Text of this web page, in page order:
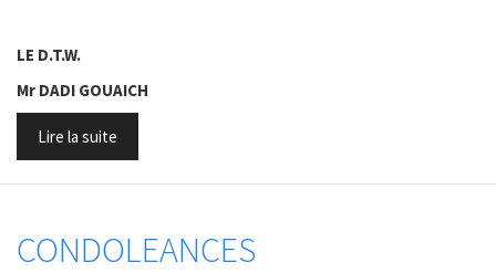
LE D.T.W.
Mr DADI GOUAICH
Lire la suite
CONDOLEANCES